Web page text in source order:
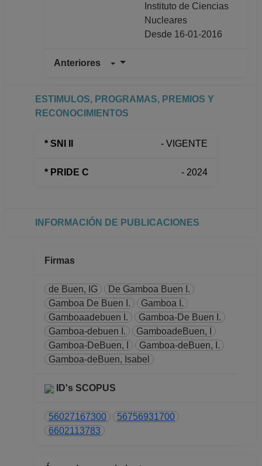
Instituto de Ciencias
Nucleares
Desde 16-01-2016
Anteriores
Instituto de Ciencias
(fecha inicial de
hasta 15-01-2016
ESTIMULOS, PROGRAMAS, PREMIOS Y
RECONOCIMIENTOS
* SNI II - VIGENTE
* PRIDE C - 2024
INFORMACIÓN DE PUBLICACIONES
Firmas
de Buen, IG
De Gamboa Buen I.
Gamboa De Buen I.
Gamboa I.
Gamboaadebuen I.
Gamboa-De Buen I.
Gamboa-debuen I.
GamboadeBuen, I
Gamboa-DeBuen, I
Gamboa-deBuen, I.
Gamboa-deBuen, Isabel
ID's SCOPUS
56027167300
56756931700
6602113783